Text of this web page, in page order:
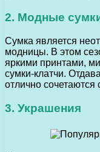
2. Модные
Сумка является
модницы. В этом
яркими принтами,
сумки-клатчи.
отлично
3. Украшения